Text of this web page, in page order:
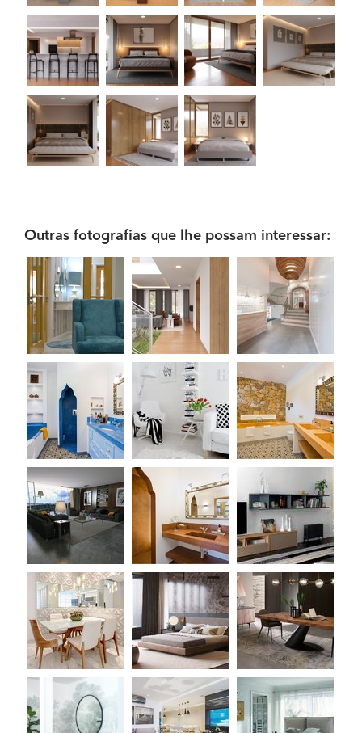
Outras fotografias que lhe possam interessar: